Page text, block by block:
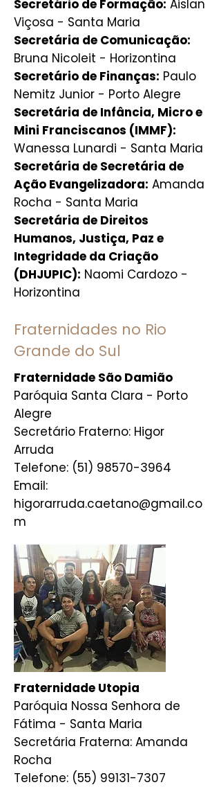
Secretário de Formação: Aislan
Viçosa - Santa Maria
Secretária de Comunicação:
Bruna Nicoleit - Horizontina
Secretário de Finanças: Paulo
Nemitz Junior - Porto Alegre
Secretária de Infância, Micro e
Mini Franciscanos (IMMF):
Wanessa Lunardi - Santa Maria
Secretária de Secretária de
Ação Evangelizadora: Amanda
Rocha - Santa Maria
Secretária de Direitos
Humanos, Justiça, Paz e
Integridade da Criação
(DHJUPIC): Naomi Cardozo -
Horizontina
Fraternidades no Rio
Grande do Sul
Fraternidade São Damião
Paróquia Santa Clara - Porto
Alegre
Secretário Fraterno: Higor
Arruda
Telefone: (51) 98570-3964
Email:
higorarruda.caetano@gmail.co
m
Fraternidade Utopia
Paróquia Nossa Senhora de
Fátima - Santa Maria
Secretária Fraterna: Amanda
Rocha
Telefone: (55) 99131-7307